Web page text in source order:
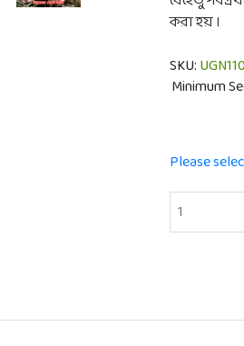
করা হয় ।
SKU:
Minimum
Please